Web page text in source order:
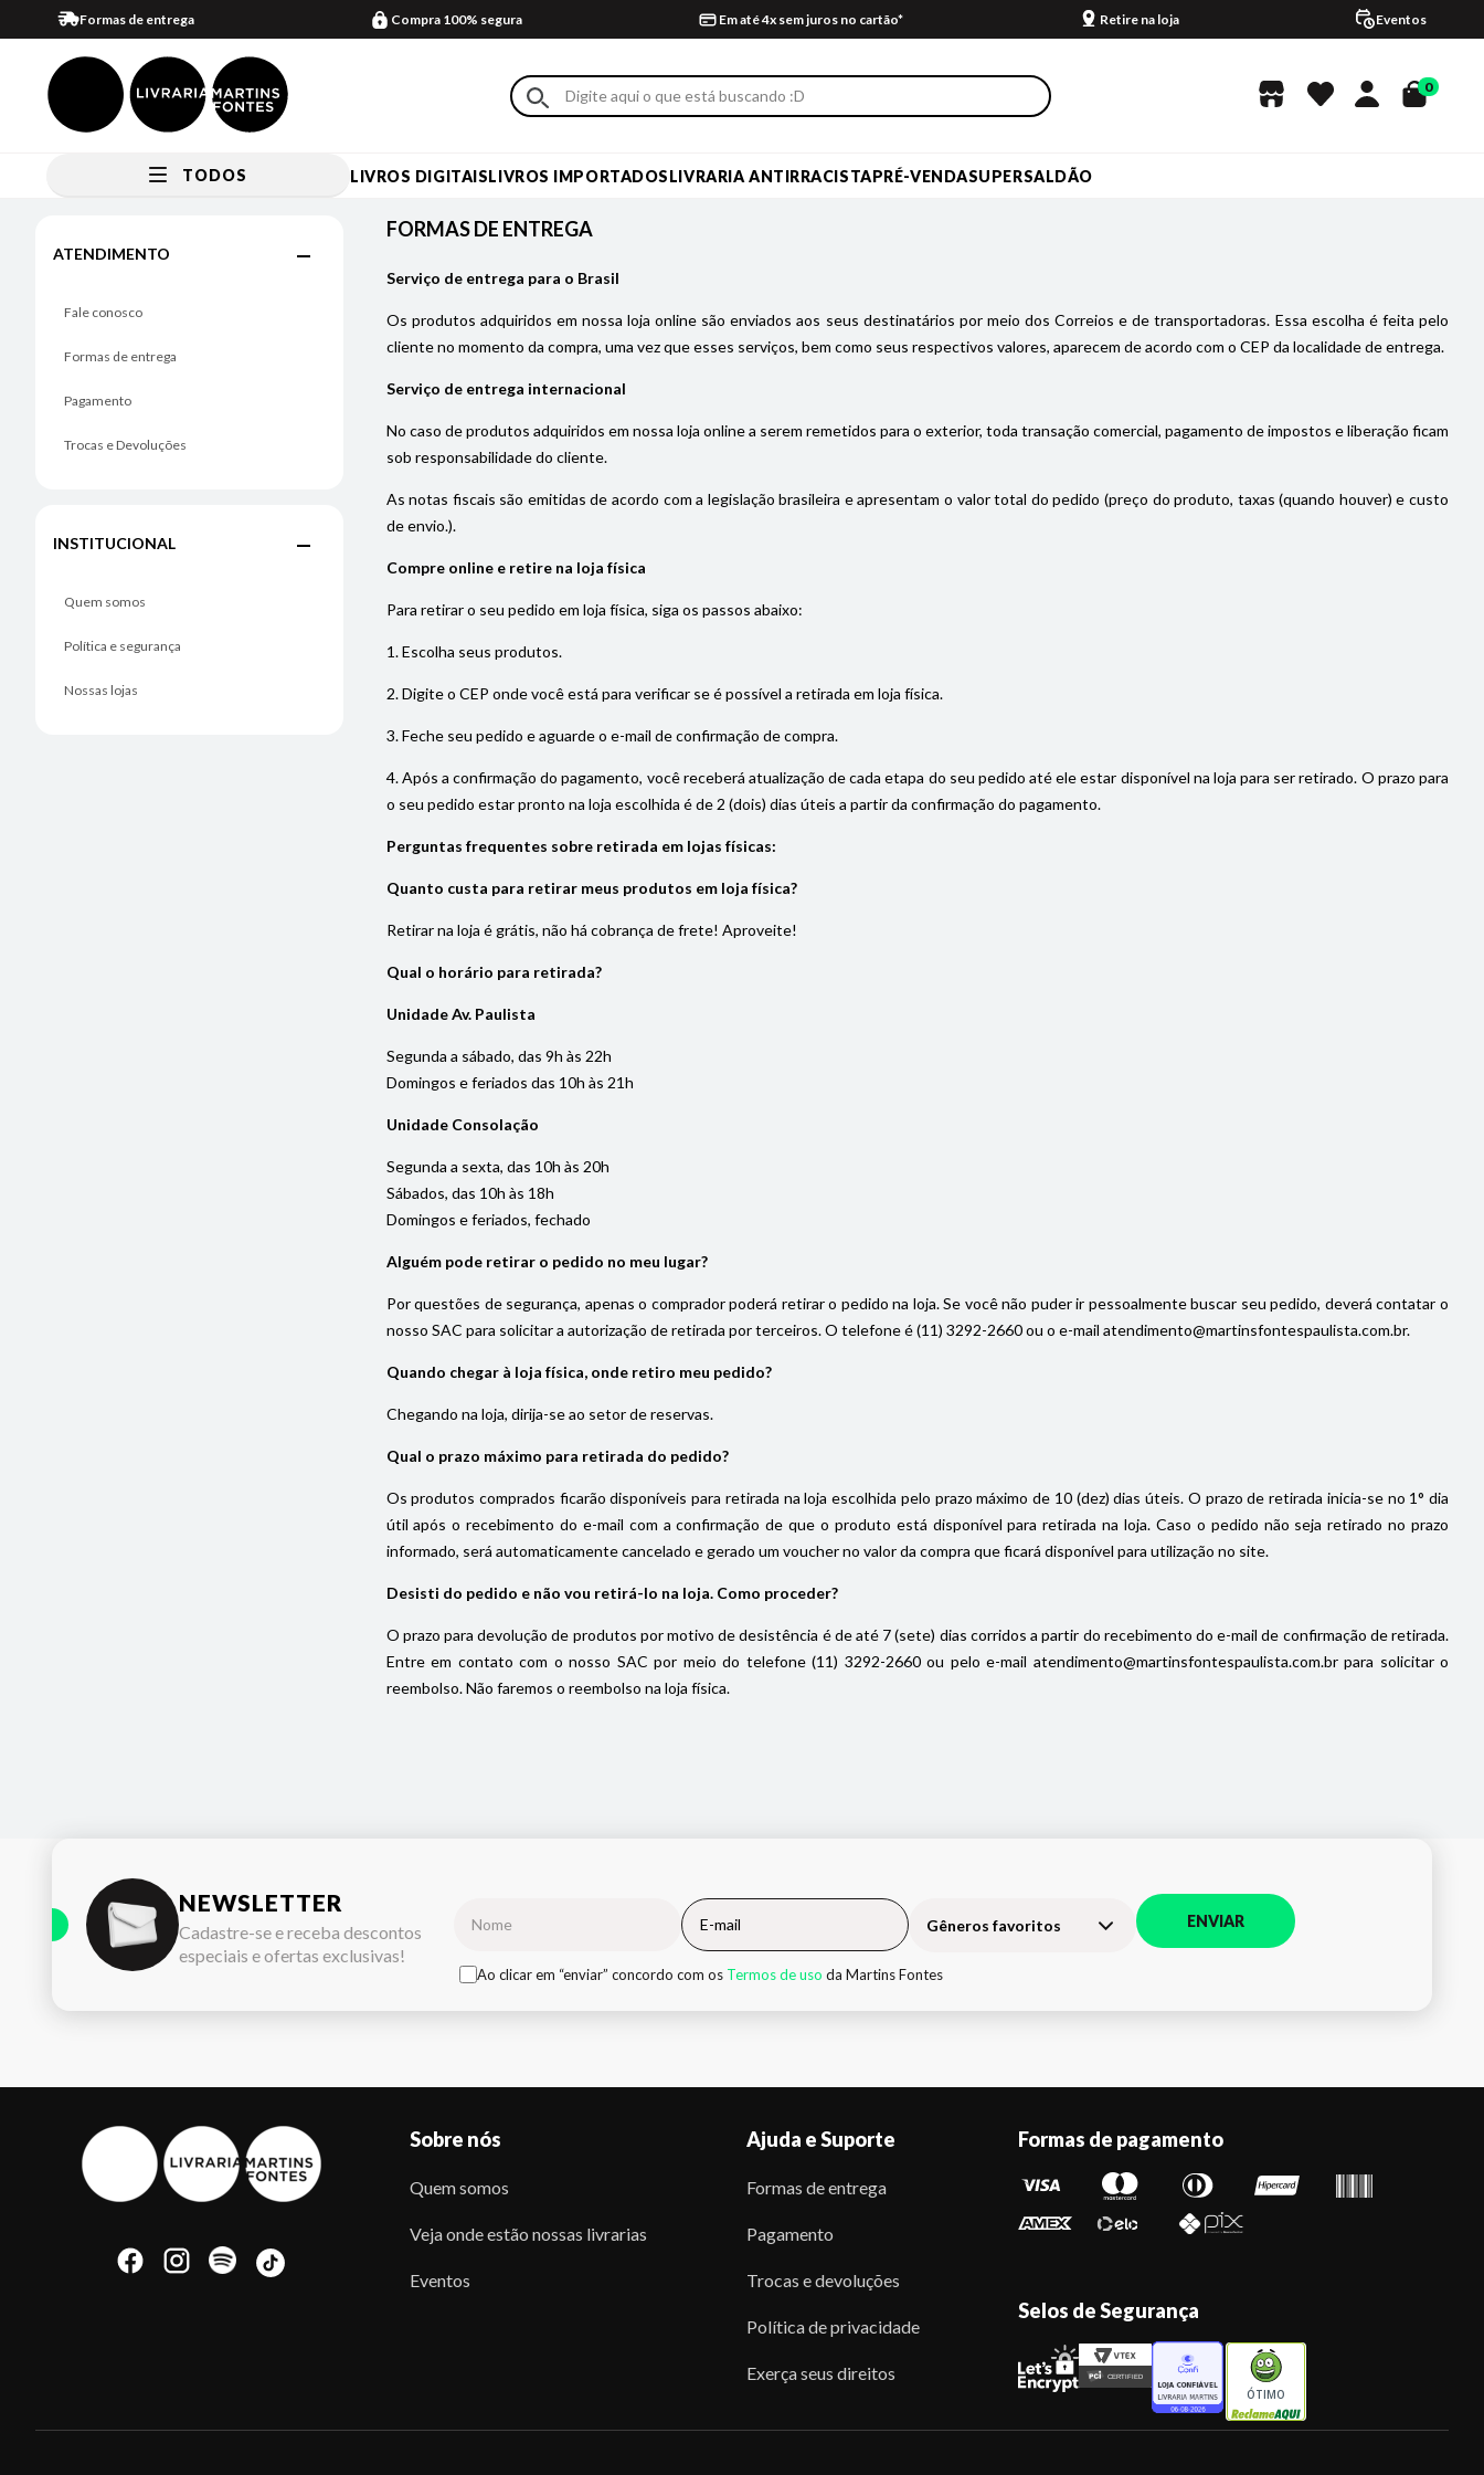
Formas de entrega Compra 100% segura Em até 4x sem juros no cartão* Retire na loja Eventos
0
TODOS LIVROS DIGITAISLIVROS IMPORTADOSLIVRARIA ANTIRRACISTAPRÉ-VENDASUPERSALDÃO
FORMAS DE ENTREGA
ATENDIMENTO
Fale conosco
Formas de entrega
Pagamento
Trocas e Devoluções
INSTITUCIONAL
Quem somos
Política e segurança
Nossas lojas
FORMAS DE ENTREGA
Serviço de entrega para o Brasil
Os produtos adquiridos em nossa loja online são enviados aos seus destinatários por meio dos Correios e de transportadoras. Essa escolha é feita pelo
cliente no momento da compra, uma vez que esses serviços, bem como seus respectivos valores, aparecem de acordo com o CEP da localidade de entrega.
Serviço de entrega internacional
No caso de produtos adquiridos em nossa loja online a serem remetidos para o exterior, toda transação comercial, pagamento de impostos e liberação ficam
sob responsabilidade do cliente.
As notas fiscais são emitidas de acordo com a legislação brasileira e apresentam o valor total do pedido (preço do produto, taxas (quando houver) e custo
de envio.).
Compre online e retire na loja física
Para retirar o seu pedido em loja física, siga os passos abaixo:
1. Escolha seus produtos.
2. Digite o CEP onde você está para verificar se é possível a retirada em loja física.
3. Feche seu pedido e aguarde o e-mail de confirmação de compra.
4. Após a confirmação do pagamento, você receberá atualização de cada etapa do seu pedido até ele estar disponível na loja para ser retirado. O prazo para
o seu pedido estar pronto na loja escolhida é de 2 (dois) dias úteis a partir da confirmação do pagamento.
Perguntas frequentes sobre retirada em lojas físicas:
Quanto custa para retirar meus produtos em loja física?
Retirar na loja é grátis, não há cobrança de frete! Aproveite!
Qual o horário para retirada?
Unidade Av. Paulista
Segunda a sábado, das 9h às 22h
Domingos e feriados das 10h às 21h
Unidade Consolação
Segunda a sexta, das 10h às 20h
Sábados, das 10h às 18h
Domingos e feriados, fechado
Alguém pode retirar o pedido no meu lugar?
Por questões de segurança, apenas o comprador poderá retirar o pedido na loja. Se você não puder ir pessoalmente buscar seu pedido, deverá contatar o
nosso SAC para solicitar a autorização de retirada por terceiros. O telefone é (11) 3292-2660 ou o e-mail atendimento@martinsfontespaulista.com.br.
Quando chegar à loja física, onde retiro meu pedido?
Chegando na loja, dirija-se ao setor de reservas.
Qual o prazo máximo para retirada do pedido?
Os produtos comprados ficarão disponíveis para retirada na loja escolhida pelo prazo máximo de 10 (dez) dias úteis. O prazo de retirada inicia-se no 1° dia
útil após o recebimento do e-mail com a confirmação de que o produto está disponível para retirada na loja. Caso o pedido não seja retirado no prazo
informado, será automaticamente cancelado e gerado um voucher no valor da compra que ficará disponível para utilização no site.
Desisti do pedido e não vou retirá-lo na loja. Como proceder?
O prazo para devolução de produtos por motivo de desistência é de até 7 (sete) dias corridos a partir do recebimento do e-mail de confirmação de retirada.
Entre em contato com o nosso SAC por meio do telefone (11) 3292-2660 ou pelo e-mail atendimento@martinsfontespaulista.com.br para solicitar o
reembolso. Não faremos o reembolso na loja física.
NEWSLETTER
Cadastre-se e receba descontos
especiais e ofertas exclusivas!
Gêneros favoritos ENVIAR
Ao clicar em “enviar” concordo com os Termos de uso da Martins Fontes
Sobre nós
Quem somos
Veja onde estão nossas livrarias
Eventos
Ajuda e Suporte
Formas de entrega
Pagamento
Trocas e devoluções
Política de privacidade
Exerça seus direitos
Formas de pagamento
Selos de Segurança
ÓTIMO